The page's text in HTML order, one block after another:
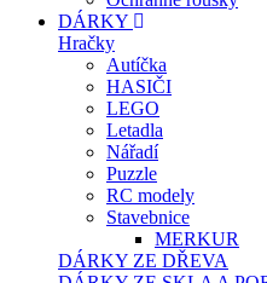
DÁRKY
Hračky
Autíčka
HASIČI
LEGO
Letadla
Nářadí
Puzzle
RC modely
Stavebnice
MERKUR
DÁRKY ZE DŘEVA